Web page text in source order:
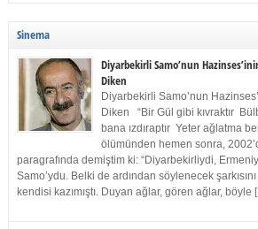
Sinema
Diyarbekirli Samo’nun
Diken
Diyarbekirli Samo’nun
Diken “Bir Gül gibi kıvraktır
bana ızdıraptır Yeter ağlatma
ölümünden hemen sonra,
paragrafında demiştim ki: “Diyarbekirliydi,
Samo’ydu. Belki de ardından söylenecek
kendisi kazımıştı. Duyan ağlar, gören ağlar, böyle